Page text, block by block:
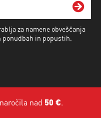
za namene obveščanja
ponudbah in popustih.
nad 50 €.